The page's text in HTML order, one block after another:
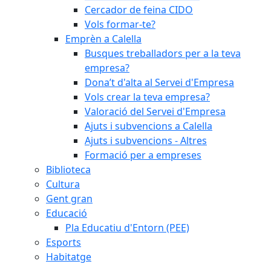
Cercador de feina CIDO
Vols formar-te?
Emprèn a Calella
Busques treballadors per a la teva
empresa?
Dona’t d'alta al Servei d'Empresa
Vols crear la teva empresa?
Valoració del Servei d'Empresa
Ajuts i subvencions a Calella
Ajuts i subvencions - Altres
Formació per a empreses
Biblioteca
Cultura
Gent gran
Educació
Pla Educatiu d'Entorn (PEE)
Esports
Habitatge